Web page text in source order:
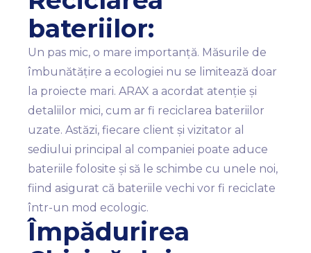
bateriilor:
Un pas mic, o mare importanță. Măsurile de
îmbunătățire a ecologiei nu se limitează doar
la proiecte mari. ARAX a acordat atenție și
detaliilor mici, cum ar fi reciclarea bateriilor
uzate. Astăzi, fiecare client și vizitator al
sediului principal al companiei poate aduce
bateriile folosite și să le schimbe cu unele noi,
fiind asigurat că bateriile vechi vor fi reciclate
într-un mod ecologic.
Împădurirea